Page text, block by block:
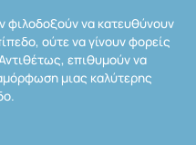
να κατευθύνουν
ούτε να γίνουν φορείς
επιθυμούν να
μιας καλύτερης